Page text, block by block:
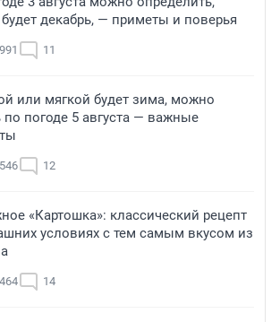
декабрь, — приметы и поверья
11
или мягкой будет зима, можно
по погоде 5 августа — важные
12
«Картошка»: классический рецепт
условиях с тем самым вкусом из
14